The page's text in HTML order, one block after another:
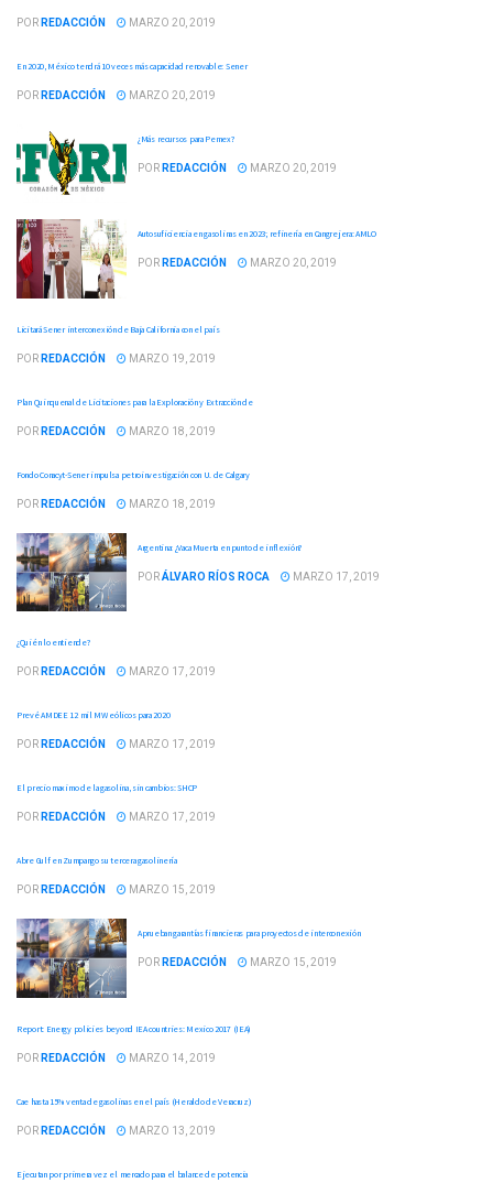
POR REDACCIÓN MARZO 20, 2019
En 2020, México tendrá 10 veces más capacidad renovable: Sener
POR REDACCIÓN MARZO 20, 2019
¿Más recursos para Pemex?
POR REDACCIÓN MARZO 20, 2019
Autosuficiencia en gasolinas en 2023; refinería en Cangrejera: AMLO
POR REDACCIÓN MARZO 20, 2019
Licitará Sener interconexión de Baja California con el país
POR REDACCIÓN MARZO 19, 2019
Plan Quinquenal de Licitaciones para la Exploración y Extracción de
POR REDACCIÓN MARZO 18, 2019
Fondo Conacyt-Sener impulsa petroinvestigación con U. de Calgary
POR REDACCIÓN MARZO 18, 2019
Argentina: ¿Vaca Muerta en punto de inflexión?
PORÁLVARO RÍOS ROCA MARZO 17, 2019
¿Quién lo entiende?
POR REDACCIÓN MARZO 17, 2019
Prevé AMDEE 12 mil MW eólicos para 2020
POR REDACCIÓN MARZO 17, 2019
El precio maximo de la gasolina, sin cambios: SHCP
POR REDACCIÓN MARZO 17, 2019
Abre Gulf en Zumpango su tercera gasolinería
POR REDACCIÓN MARZO 15, 2019
Aprueban garantías financieras para proyectos de interconexión
POR REDACCIÓN MARZO 15, 2019
Report: Energy policies beyond IEA countries: Mexico 2017 (IEA)
POR REDACCIÓN MARZO 14, 2019
Cae hasta 15% venta de gasolinas en el país (Heraldo de Veracruz)
POR REDACCIÓN MARZO 13, 2019
Ejecutan por primera vez el mercado para el balance de potencia